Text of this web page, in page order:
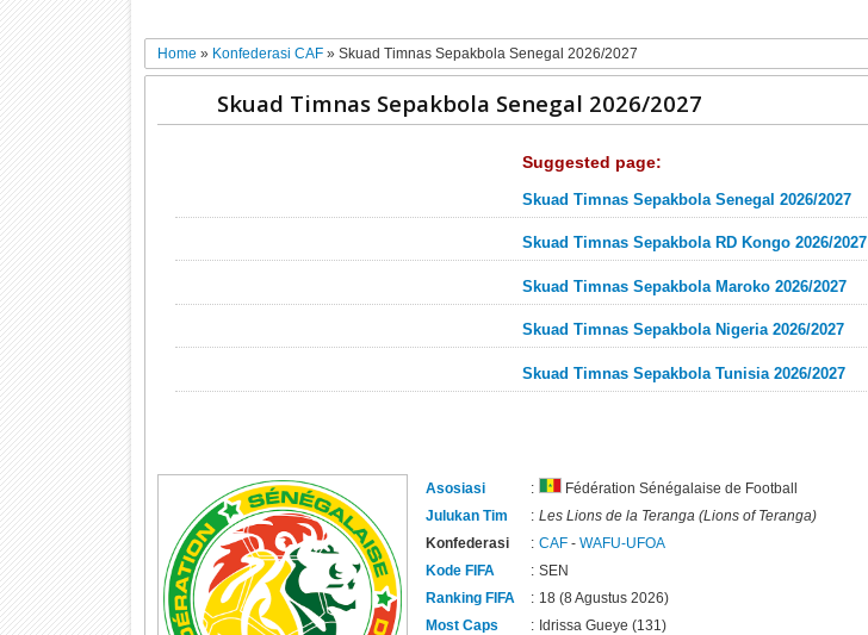
Home » Konfederasi CAF » Skuad Timnas Sepakbola Senegal 2026/2027
Skuad Timnas Sepakbola Senegal 2026/2027
Suggested page:
Skuad Timnas Sepakbola Senegal 2026/2027
Skuad Timnas Sepakbola RD Kongo 2026/2027
Skuad Timnas Sepakbola Maroko 2026/2027
Skuad Timnas Sepakbola Nigeria 2026/2027
Skuad Timnas Sepakbola Tunisia 2026/2027
Asosiasi :
Fédération Sénégalaise de Football
Julukan Tim
: Les Lions de la Teranga (Lions of Teranga)
Konfederasi
: CAF- WAFU-UFOA
Kode FIFA
: SEN
Ranking FIFA
: 18 (8 Agustus 2026)
Most Caps
: Idrissa Gueye (131)